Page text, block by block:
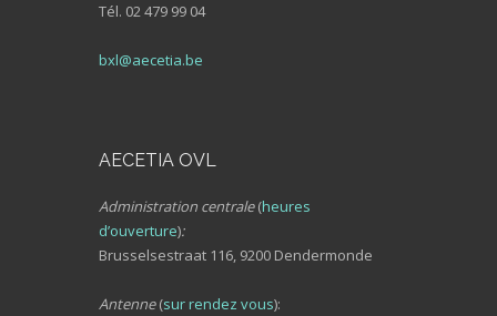
Tél. 02 479 99 04
bxl@aecetia.be
AECETIA OVL
Administration centrale(heures
d’ouverture):
Brusselsestraat 116, 9200 Dendermonde
Antenne(sur rendez vous):